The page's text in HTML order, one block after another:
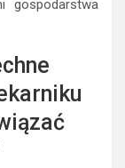
gospodarstwa